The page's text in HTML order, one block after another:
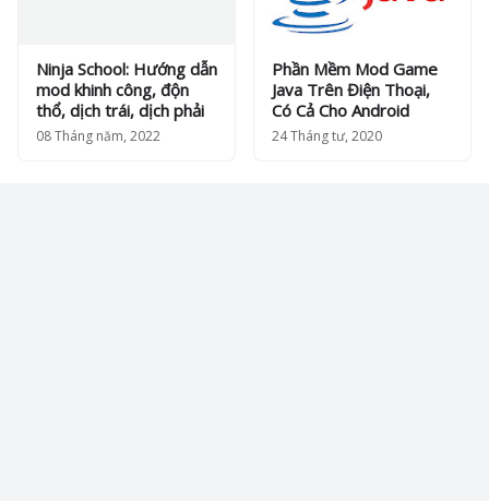
Ninja School: Hướng dẫn
mod khinh công, độn
thổ, dịch trái, dịch phải
08 Tháng năm, 2022
Phần Mềm Mod Game
Java Trên Điện Thoại,
Có Cả Cho Android
24 Tháng tư, 2020